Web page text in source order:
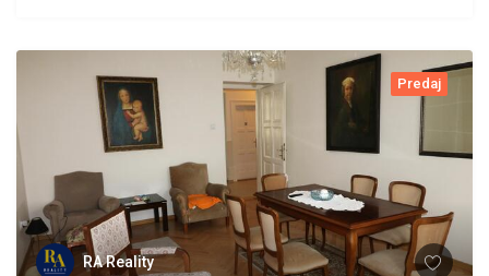
Predaj
RA Reality